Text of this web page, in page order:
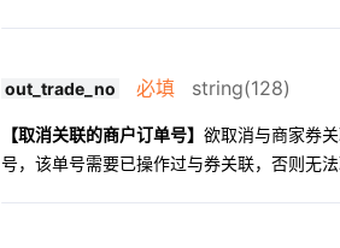
out_trade_no 必填 string(128)
【取消关联的商户订单号】 欲取消与商家券
号，该单号需要已操作过与券关联，否则无